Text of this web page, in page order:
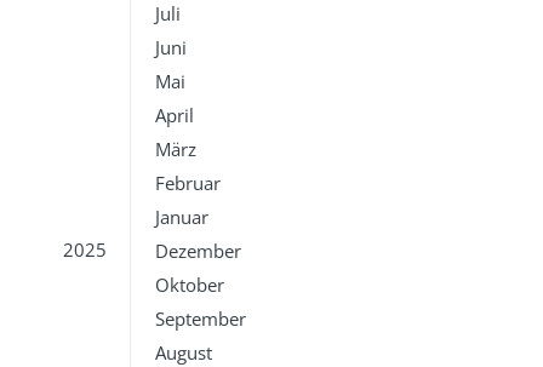
Juli
Juni
Mai
April
März
Februar
Januar
2025
Dezember
Oktober
September
August